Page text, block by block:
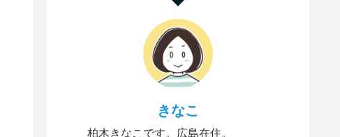
きなこ
柏木きなこです。広島在住。